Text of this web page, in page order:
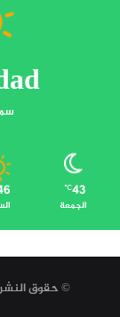
43
℃
الجمعة
© حقوق النشر 2026، جميع الحقوق